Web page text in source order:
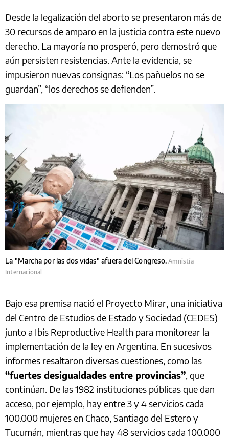
Desde la legalización del aborto se presentaron más de
30 recursos de amparo en la justicia contra este nuevo
derecho. La mayoría no prosperó, pero demostró que
aún persisten resistencias. Ante la evidencia, se
impusieron nuevas consignas: “Los pañuelos no se
guardan”, “los derechos se defienden”.
La "Marcha por las dos vidas" afuera del Congreso.Amnistía
Internacional
Bajo esa premisa nació el Proyecto Mirar, una iniciativa
del Centro de Estudios de Estado y Sociedad (CEDES)
junto a Ibis Reproductive Health para monitorear la
implementación de la ley en Argentina. En sucesivos
informes resaltaron diversas cuestiones, como las
“fuertes desigualdades entre provincias”, que
continúan. De las 1982 instituciones públicas que dan
acceso, por ejemplo, hay entre 3 y 4 servicios cada
100.000 mujeres en Chaco, Santiago del Estero y
Tucumán, mientras que hay 48 servicios cada 100.000